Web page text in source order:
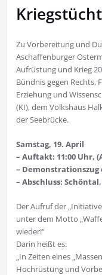
Zu Vorbereitung und
Aschaffenburger
Aufrüstung und Krieg
Bündnis gegen Rechts,
Erziehung und
(KI), dem Volkshaus
der Seebrücke.
Samstag, 19. April
– Auftakt: 11:00 Uhr,
– Demonstrationszug
– Abschluss:
Der Aufruf der
unter dem Motto
wieder!“
Darin heißt es:
„In Zeiten eines
Hochrüstung und